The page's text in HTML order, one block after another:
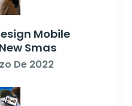
Mobile
Smas
De 2022